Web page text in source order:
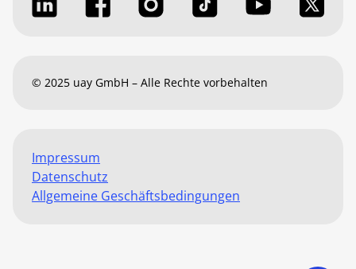
© 2025 uay GmbH – Alle Rechte vorbehalten
Impressum
Datenschutz
Allgemeine Geschäftsbedingungen